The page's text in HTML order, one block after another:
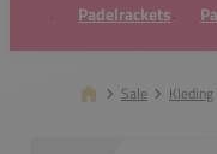
Padelrackets
Sale Kleding